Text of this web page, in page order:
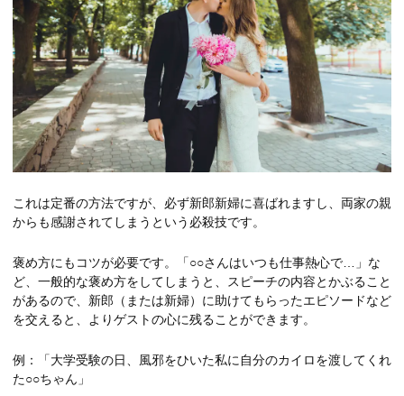
これは定番の方法ですが、必ず新郎新婦に喜ばれますし、両家の親
からも感謝されてしまうという必殺技です。
褒め方にもコツが必要です。「○○さんはいつも仕事熱心で…」な
ど、一般的な褒め方をしてしまうと、スピーチの内容とかぶること
があるので、新郎（または新婦）に助けてもらったエピソードなど
を交えると、よりゲストの心に残ることができます。
例：「大学受験の日、風邪をひいた私に自分のカイロを渡してくれ
た○○ちゃん」